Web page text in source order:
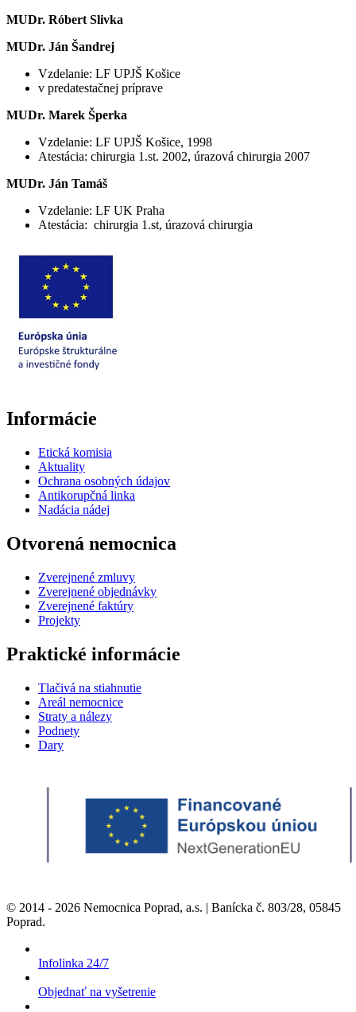
MUDr. Róbert Slivka
MUDr. Ján Šandrej
Vzdelanie: LF UPJŠ Košice
v predatestačnej príprave
MUDr. Marek Šperka
Vzdelanie: LF UPJŠ Košice, 1998
Atestácia: chirurgia 1.st. 2002, úrazová chirurgia 2007
MUDr. Ján Tamáš
Vzdelanie: LF UK Praha
Atestácia: chirurgia 1.st, úrazová chirurgia
Informácie
Etická komisia
Aktuality
Ochrana osobných údajov
Antikorupčná linka
Nadácia nádej
Otvorená nemocnica
Zverejnené zmluvy
Zverejnené objednávky
Zverejnené faktúry
Projekty
Praktické informácie
Tlačivá na stiahnutie
Areál nemocnice
Straty a nálezy
Podnety
Dary
© 2014 - 2026 Nemocnica Poprad, a.s. | Banícka č. 803/28, 05845
Poprad.
Infolinka 24/7
Objednať na vyšetrenie